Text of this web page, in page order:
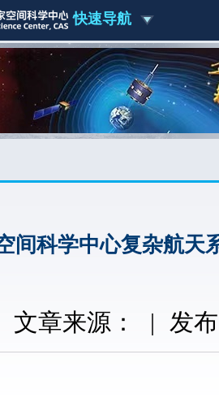
快速导航
间科学中心复杂航天
文章来源： | 发